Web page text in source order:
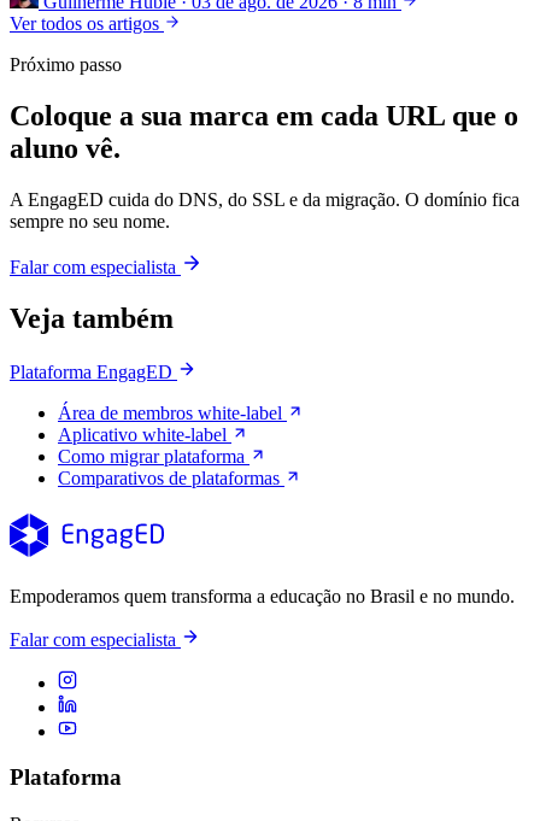
Ver todos os artigos
Próximo passo
Coloque a sua marca em cada URL que o
aluno vê.
A EngagED cuida do DNS, do SSL e da migração. O domínio fica
sempre no seu nome.
Falar com especialista
Veja também
Plataforma EngagED
Área de membros white-label
Aplicativo white-label
Como migrar plataforma
Comparativos de plataformas
Empoderamos quem transforma a educação no Brasil e no mundo.
Falar com especialista
Plataforma